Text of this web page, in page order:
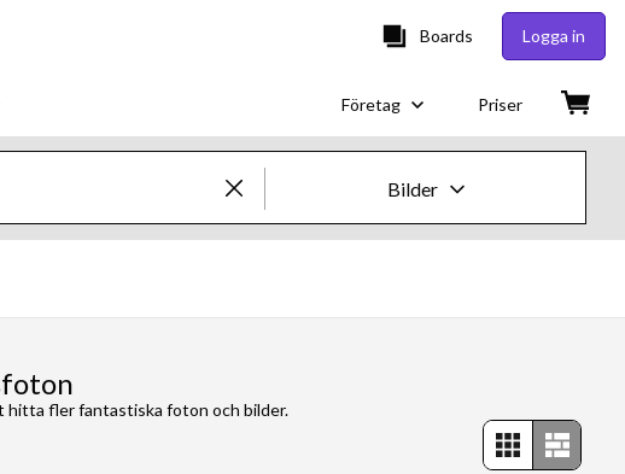
Boards Logga in
Företag Priser
Bilder
hitta fler fantastiska foton och bilder.